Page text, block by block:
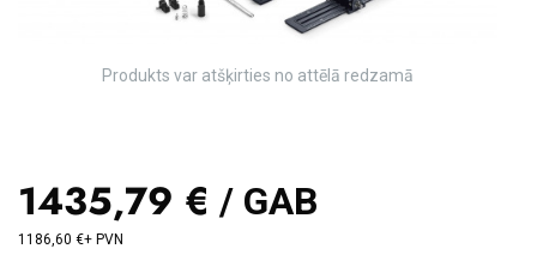
1435,79 € / GAB
1186,60 €+ PVN
Produkts var atšķirties no attēlā redzamā